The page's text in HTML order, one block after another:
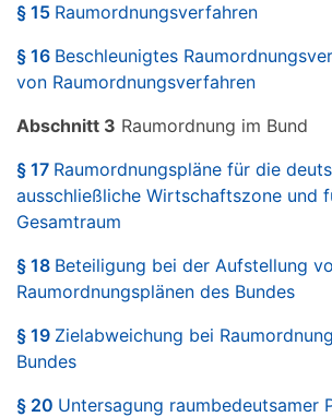
§ 15 Raumordnungsverfahren
§ 16 Beschleunigtes
von Raumordnungsverfahren
Abschnitt 3 Raumordnung im Bund
§ 17 Raumordnungspläne für die
ausschließliche Wirtschaftszone und
Gesamtraum
§ 18 Beteiligung bei der Aufstellung
Raumordnungsplänen des Bundes
§ 19 Zielabweichung bei
Bundes
§ 20 Untersagung raumbedeutsamer